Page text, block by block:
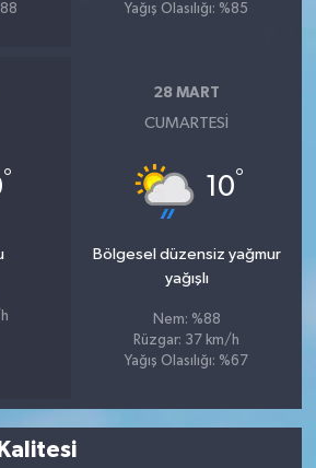
Yağış Olasılığı: %85
°
28 MART
CUMARTESI
10°
Bölgesel düzensiz yağmur
yağışlı
Nem: %88
Rüzgar: 37 km/h
Yağış Olasılığı: %67